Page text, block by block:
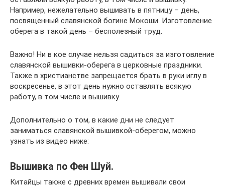
Например, нежелательно вышивать в пятницу – день,
посвященный славянской богине Мокоши. Изготовление
оберега в такой день – бесполезный труд.
Важно! Ни в кое случае нельзя садиться за изготовление
славянской вышивки-оберега в церковные праздники.
Также в христианстве запрещается брать в руки иглу в
воскресенье, в этот день нужно оставлять всякую
работу, в том числе и вышивку.
Дополнительно о том, в какие дни не следует
заниматься славянской вышивкой-оберегом, можно
узнать из видео ниже:
Вышивка по Фен Шуй.
Китайцы также с древних времен вышивали свои